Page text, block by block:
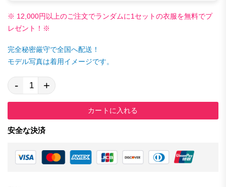
※ 12,000円以上のご注文でランダムに1セットの衣服を無料でプ
レゼント！※
完全秘密厳守で全国へ配送！
モデル写真は着用イメージです。
- +
カートに入れる
安全な決済